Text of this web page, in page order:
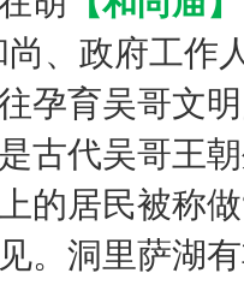
、政府工作
孕育吴哥文
古代吴哥王
的居民被称
。洞里萨湖